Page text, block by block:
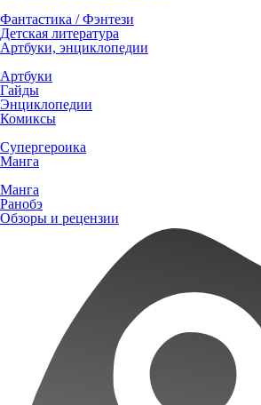
Фантастика / Фэнтези
Детская литература
Артбуки, энциклопедии
Артбуки
Гайды
Энциклопедии
Комиксы
Супергероика
Манга
Манга
Ранобэ
Обзоры и рецензии